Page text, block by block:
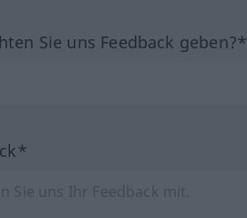
Sie uns Feedback geben?*